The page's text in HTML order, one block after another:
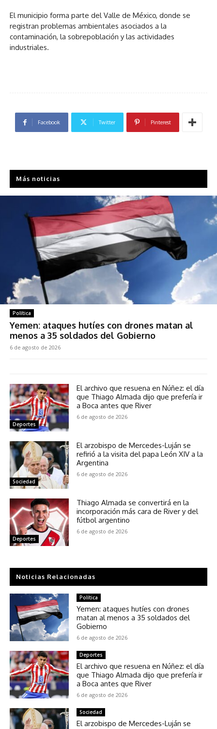
El municipio forma parte del Valle de México, donde se
registran problemas ambientales asociados a la
contaminación, la sobrepoblación y las actividades
industriales.
Facebook Twitter Pinterest
Más noticias
Política
Yemen: ataques hutíes con drones matan al
menos a 35 soldados del Gobierno
6 de agosto de 2026
Deportes
El archivo que resuena en Núñez: el día
que Thiago Almada dijo que prefería ir
a Boca antes que River
6 de agosto de 2026
Sociedad
El arzobispo de Mercedes-Luján se
refirió a la visita del papa León XIV a la
Argentina
6 de agosto de 2026
Deportes
Thiago Almada se convertirá en la
incorporación más cara de River y del
fútbol argentino
6 de agosto de 2026
Noticias Relacionadas
Política
Yemen: ataques hutíes con drones
matan al menos a 35 soldados del
Gobierno
6 de agosto de 2026
Deportes
El archivo que resuena en Núñez: el día
que Thiago Almada dijo que prefería ir
a Boca antes que River
6 de agosto de 2026
Sociedad
El arzobispo de Mercedes-Luján se